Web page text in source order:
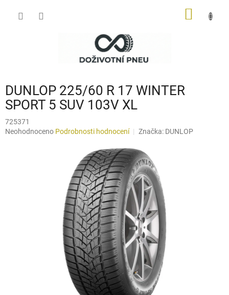
DUNLOP 225/60 R 17 WINTER
SPORT 5 SUV 103V XL
725371
Průměrné
Neohodnoceno Podrobnosti hodnocení Značka: DUNLOP